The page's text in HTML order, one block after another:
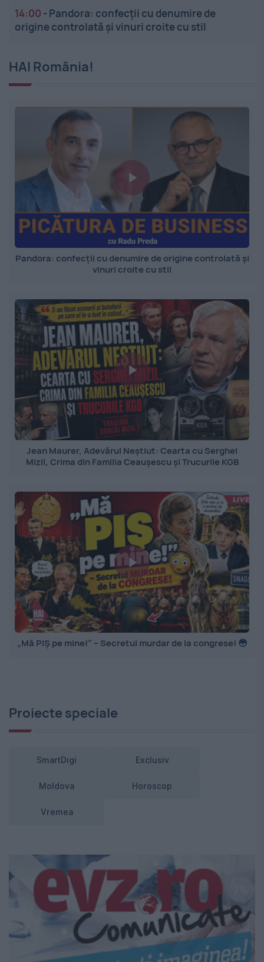
14:00 - Pandora: confecții cu denumire de
origine controlată și vinuri croite cu stil
HAI România!
Pandora: confecții cu denumire de origine controlată și
vinuri croite cu stil
Jean Maurer, Adevărul Neștiut: Cearta cu Serghei
Mizil, Crima din Familia Ceaușescu și Trucurile KGB
„Mă PIȘ pe mine!” – Secretul murdar de la congrese! 😳
Proiecte speciale
SmartDigi Exclusiv
Moldova Horoscop
Vremea